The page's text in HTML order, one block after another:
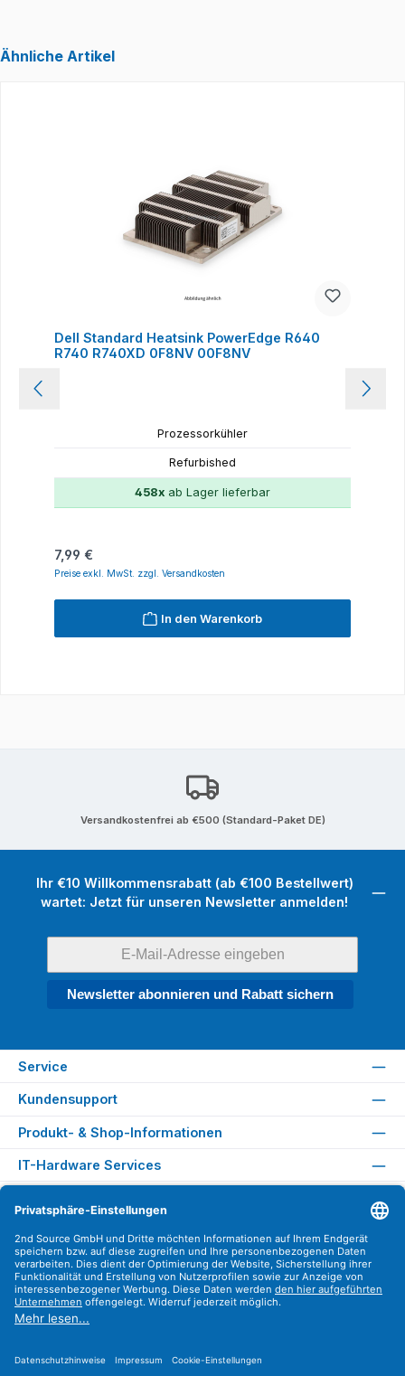
Ähnliche Artikel
Dell Standard Heatsink PowerEdge R640
R740 R740XD 0F8NV 00F8NV
Prozessorkühler
Refurbished
458x ab Lager lieferbar
Regulärer Preis:
7,99 €
Preise exkl. MwSt. zzgl. Versandkosten
In den Warenkorb
Versandkostenfrei ab €500 (Standard-Paket DE)
Ihr €10 Willkommensrabatt (ab €100 Bestellwert)
wartet: Jetzt für unseren Newsletter anmelden!
Newsletter abonnieren und Rabatt sichern
Service
Kundensupport
Produkt- & Shop-Informationen
IT-Hardware Services
Versandarten
Zahlungsarten
Sicher Einkaufen
Find us on